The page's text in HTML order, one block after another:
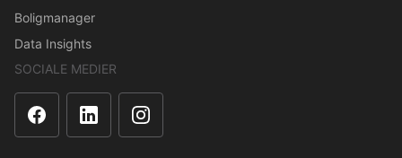
Boligmanager
Data Insights
SOCIALE MEDIER